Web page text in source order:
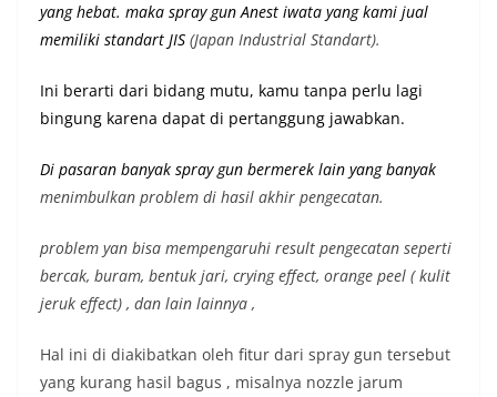
yang hebat. maka spray gun Anest iwata yang kami jual
memiliki standart JIS (Japan Industrial Standart).
Ini berarti dari bidang mutu, kamu tanpa perlu lagi
bingung karena dapat di pertanggung jawabkan.
Di pasaran banyak spray gun bermerek lain yang banyak
menimbulkan problem di hasil akhir pengecatan.
problem yan bisa mempengaruhi result pengecatan seperti
bercak, buram, bentuk jari, crying effect, orange peel ( kulit
jeruk effect) , dan lain lainnya ,
Hal ini di diakibatkan oleh fitur dari spray gun tersebut
yang kurang hasil bagus , misalnya nozzle jarum